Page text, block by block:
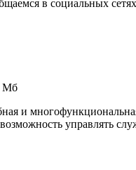
в социальных
Мб
и
управлять